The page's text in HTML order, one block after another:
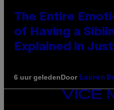
The Entire
of Having a
Explained in
6 uur geledenDoor Lauren
VICE
MEDIA